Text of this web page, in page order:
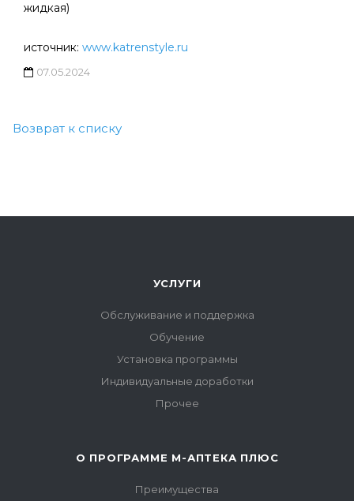
жидкая)
источник: www.katrenstyle.ru
07.05.2024
Возврат к списку
УСЛУГИ
Обслуживание и поддержка
Обучение
Установка программы
Индивидуальные доработки
Прочее
О ПРОГРАММЕ М-АПТЕКА ПЛЮС
Преимущества